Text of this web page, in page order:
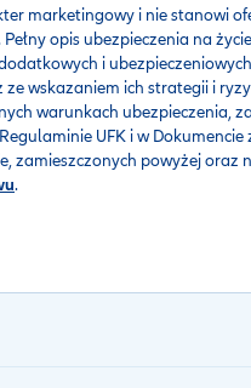
marketingowy i nie stanowi
opis ubezpieczenia na życie
i
ze wskazaniem ich strategii i
warunkach ubezpieczenia,
UFK i w Dokumencie
zamieszczonych powyżej oraz
.